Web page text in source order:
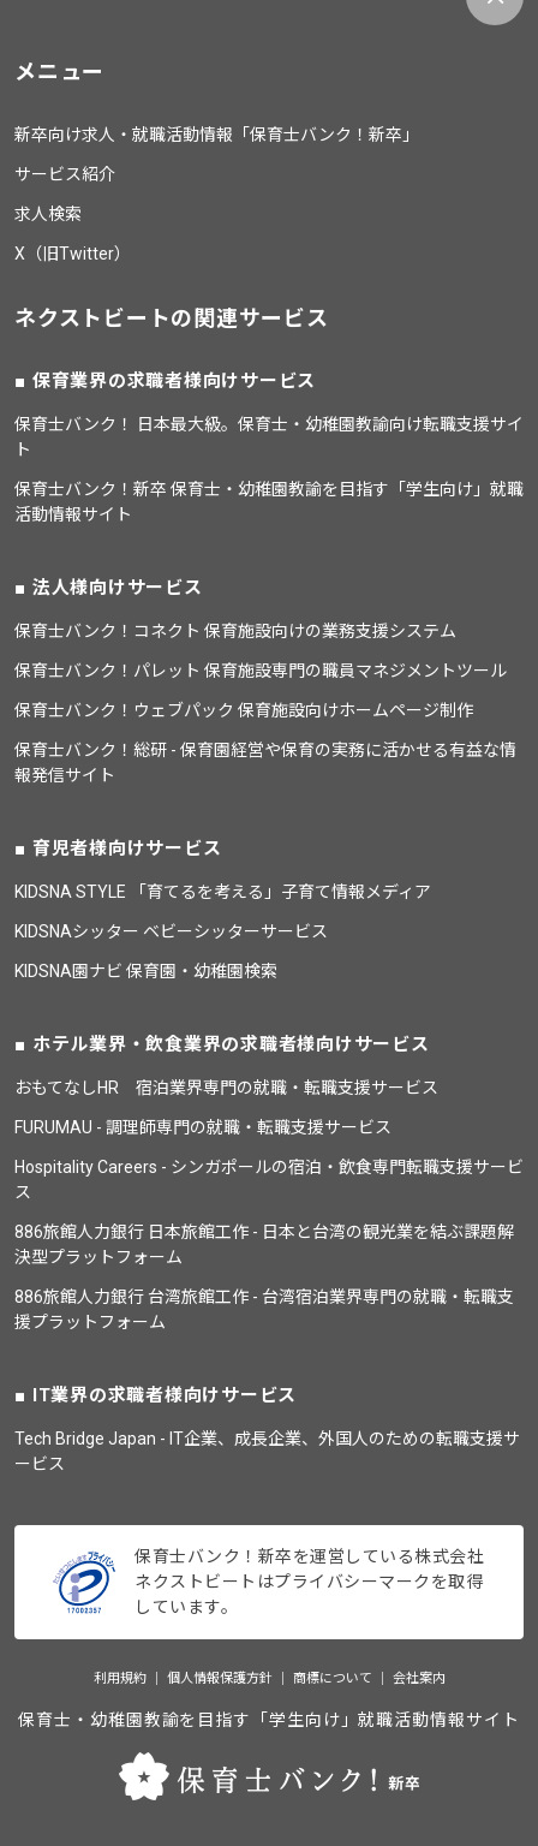
メニュー
新卒向け求人・就職活動情報「保育士バンク！新卒」
サービス紹介
求人検索
X（旧Twitter）
ネクストビートの関連サービス
保育業界の求職者様向けサービス
保育士バンク！ 日本最大級。保育士・幼稚園教諭向け転職支援サイ
ト
保育士バンク！新卒 保育士・幼稚園教諭を目指す「学生向け」就職
活動情報サイト
法人様向けサービス
保育士バンク！コネクト 保育施設向けの業務支援システム
保育士バンク！パレット 保育施設専門の職員マネジメントツール
保育士バンク！ウェブパック 保育施設向けホームページ制作
保育士バンク！総研 - 保育園経営や保育の実務に活かせる有益な情
報発信サイト
育児者様向けサービス
KIDSNA STYLE 「育てるを考える」子育て情報メディア
KIDSNAシッター ベビーシッターサービス
KIDSNA園ナビ 保育園・幼稚園検索
ホテル業界・飲食業界の求職者様向けサービス
おもてなしHR 宿泊業界専門の就職・転職支援サービス
FURUMAU - 調理師専門の就職・転職支援サービス
Hospitality Careers - シンガポールの宿泊・飲食専門転職支援サービ
ス
886旅館人力銀行 日本旅館工作 - 日本と台湾の観光業を結ぶ課題解
決型プラットフォーム
886旅館人力銀行 台湾旅館工作 - 台湾宿泊業界専門の就職・転職支
援プラットフォーム
IT業界の求職者様向けサービス
Tech Bridge Japan - IT企業、成長企業、外国人のための転職支援サ
ービス
保育士バンク！新卒を運営している株式会社
ネクストビートはプライバシーマークを取得
しています。
利用規約 個人情報保護方針 商標について 会社案内
保育士・幼稚園教諭を目指す「学生向け」就職活動情報サイト